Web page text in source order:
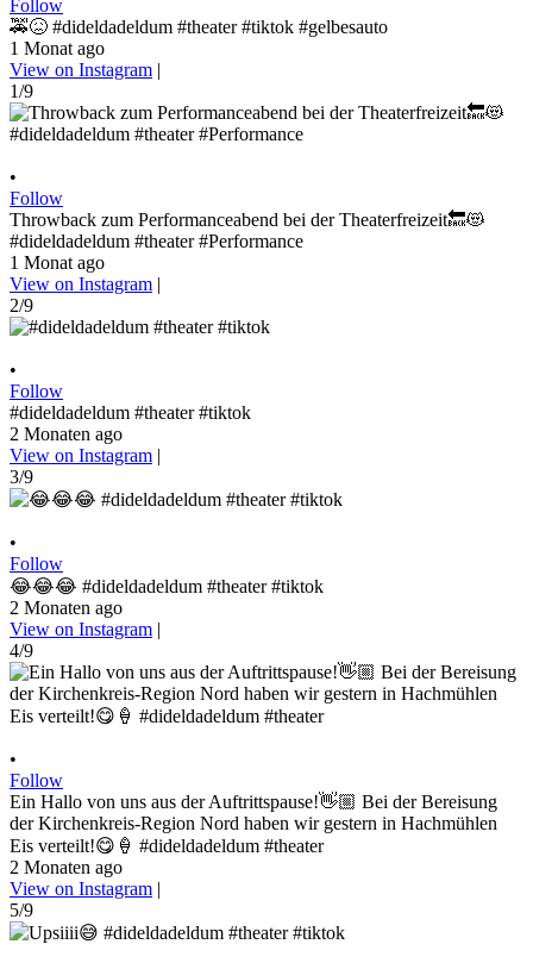
Follow
🚕😖 #dideldadeldum #theater #tiktok #gelbesauto
1 Monat ago
View on Instagram |
1/9
•
Follow
Throwback zum Performanceabend bei der Theaterfreizeit🔙😻
#dideldadeldum #theater #Performance
1 Monat ago
View on Instagram |
2/9
•
Follow
#dideldadeldum #theater #tiktok
2 Monaten ago
View on Instagram |
3/9
•
Follow
😂😂😂 #dideldadeldum #theater #tiktok
2 Monaten ago
View on Instagram |
4/9
•
Follow
Ein Hallo von uns aus der Auftrittspause!👋🏼 Bei der Bereisung
der Kirchenkreis-Region Nord haben wir gestern in Hachmühlen
Eis verteilt!😋🍦 #dideldadeldum #theater
2 Monaten ago
View on Instagram |
5/9